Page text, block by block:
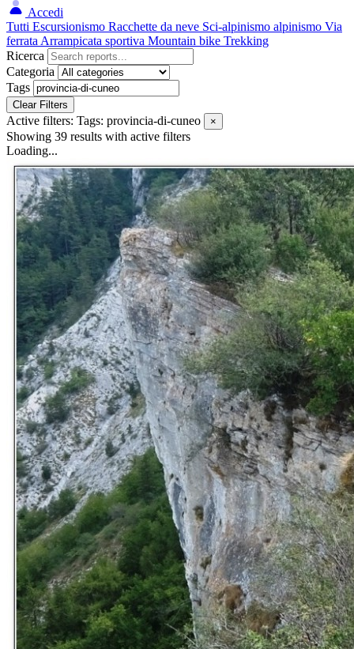
Accedi
Tutti Escursionismo Racchette da neve Sci-alpinismo alpinismo Via
ferrata Arrampicata sportiva Mountain bike Trekking
Ricerca
Categoria
Tags
Clear Filters
Active filters: Tags: provincia-di-cuneo ×
Showing 39 results with active filters
Loading...